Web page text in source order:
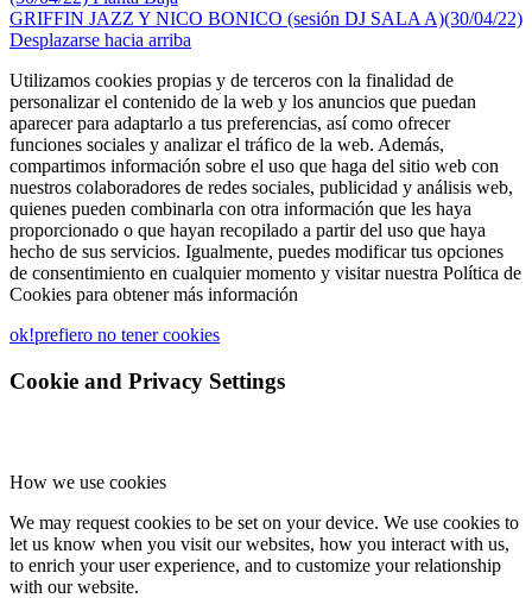
GRIFFIN JAZZ Y NICO BONICO (sesión DJ SALA A)(30/04/22)
Desplazarse hacia arriba
Utilizamos cookies propias y de terceros con la finalidad de
personalizar el contenido de la web y los anuncios que puedan
aparecer para adaptarlo a tus preferencias, así como ofrecer
funciones sociales y analizar el tráfico de la web. Además,
compartimos información sobre el uso que haga del sitio web con
nuestros colaboradores de redes sociales, publicidad y análisis web,
quienes pueden combinarla con otra información que les haya
proporcionado o que hayan recopilado a partir del uso que haya
hecho de sus servicios. Igualmente, puedes modificar tus opciones
de consentimiento en cualquier momento y visitar nuestra Política de
Cookies para obtener más información
ok!prefiero no tener cookies
Cookie and Privacy Settings
How we use cookies
We may request cookies to be set on your device. We use cookies to
let us know when you visit our websites, how you interact with us,
to enrich your user experience, and to customize your relationship
with our website.